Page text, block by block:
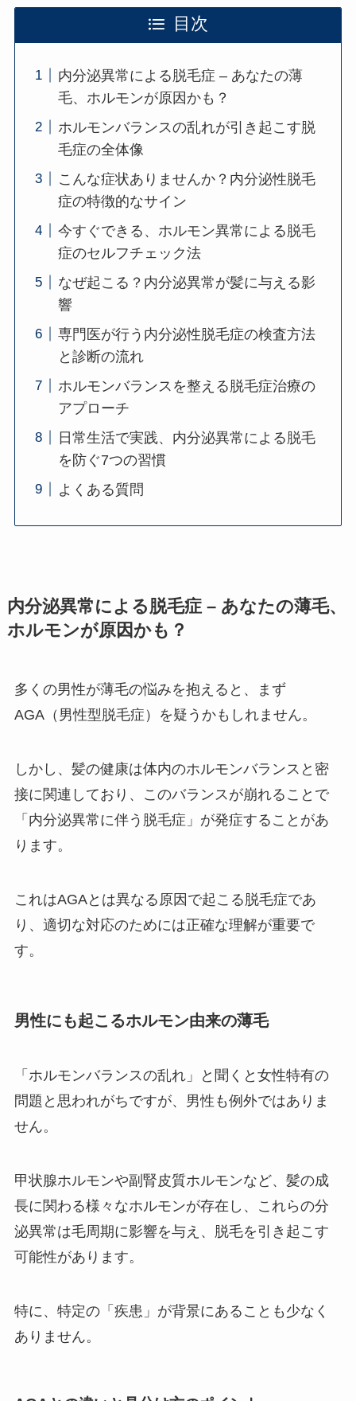
目次
内分泌異常による脱毛症 – あなたの薄
毛、ホルモンが原因かも？
ホルモンバランスの乱れが引き起こす脱
毛症の全体像
こんな症状ありませんか？内分泌性脱毛
症の特徴的なサイン
今すぐできる、ホルモン異常による脱毛
症のセルフチェック法
なぜ起こる？内分泌異常が髪に与える影
響
専門医が行う内分泌性脱毛症の検査方法
と診断の流れ
ホルモンバランスを整える脱毛症治療の
アプローチ
日常生活で実践、内分泌異常による脱毛
を防ぐ7つの習慣
よくある質問
内分泌異常による脱毛症 – あなたの薄毛、
ホルモンが原因かも？
多くの男性が薄毛の悩みを抱えると、まず
AGA（男性型脱毛症）を疑うかもしれません。
しかし、髪の健康は体内のホルモンバランスと密
接に関連しており、このバランスが崩れることで
「内分泌異常に伴う脱毛症」が発症することがあ
ります。
これはAGAとは異なる原因で起こる脱毛症であ
り、適切な対応のためには正確な理解が重要で
す。
男性にも起こるホルモン由来の薄毛
「ホルモンバランスの乱れ」と聞くと女性特有の
問題と思われがちですが、男性も例外ではありま
せん。
甲状腺ホルモンや副腎皮質ホルモンなど、髪の成
長に関わる様々なホルモンが存在し、これらの分
泌異常は毛周期に影響を与え、脱毛を引き起こす
可能性があります。
特に、特定の「疾患」が背景にあることも少なく
ありません。